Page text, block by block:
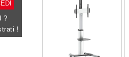
?
!